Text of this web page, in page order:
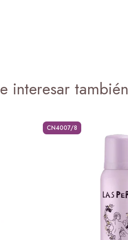
interesar también
CN4007/8